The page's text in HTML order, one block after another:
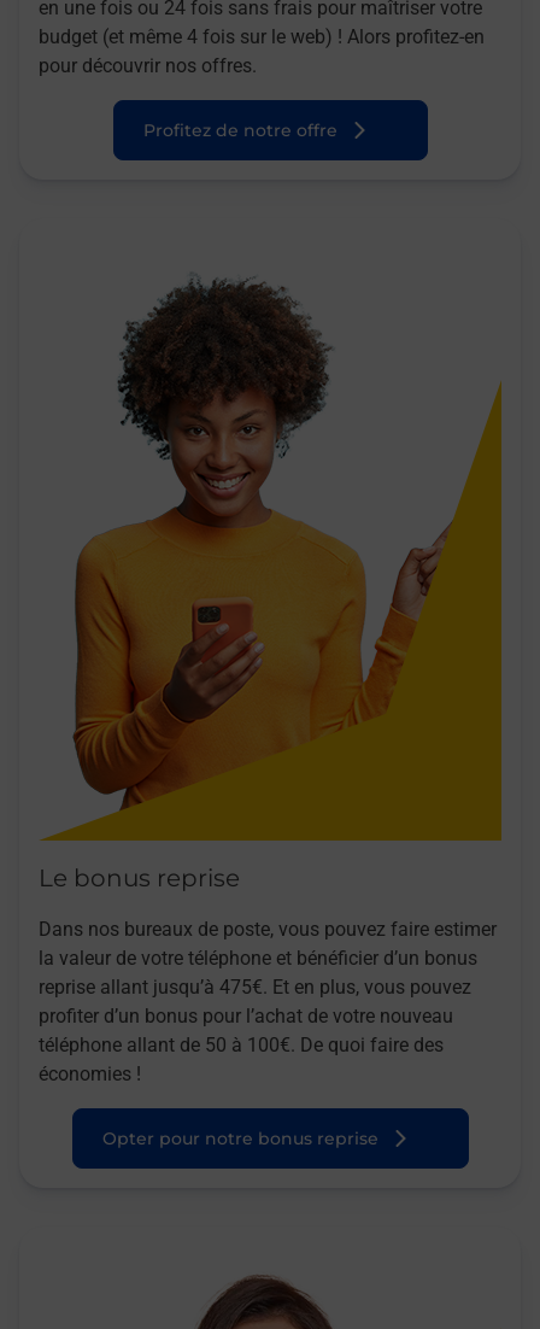
en une fois ou 24 fois sans frais pour maîtriser votre
budget (et même 4 fois sur le web) ! Alors profitez-en
pour découvrir nos offres.
Profitez de notre offre
Le bonus reprise
Dans nos bureaux de poste, vous pouvez faire estimer
la valeur de votre téléphone et bénéficier d’un bonus
reprise allant jusqu’à 475€. Et en plus, vous pouvez
profiter d’un bonus pour l’achat de votre nouveau
téléphone allant de 50 à 100€. De quoi faire des
économies !
Opter pour notre bonus reprise